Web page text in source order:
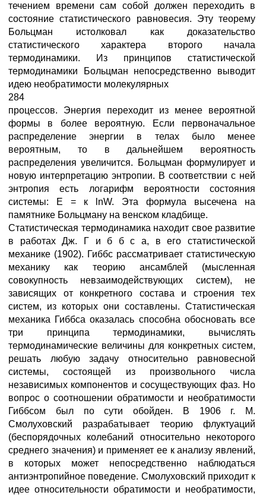
течением времени сам собой должен переходить в
состояние статистического равновесия. Эту теорему
Больцман истолковал как доказательство
статистического характера второго начала
термодинамики. Из принципов статистической
термодинамики Больцман непосредственно выводит
идею необратимости молекулярных
284
процессов. Энергия переходит из менее вероятной
формы в более вероятную. Если первоначальное
распределение энергии в телах было менее
вероятным, то в дальнейшем вероятность
распределения увеличится. Больцман формулирует и
новую интерпретацию энтропии. В соответствии с ней
энтропия есть логарифм вероятности состояния
системы: Е = к lnW. Эта формула высечена на
памятнике Больцману на венском кладбище.
Статистическая термодинамика находит свое развитие
в работах Дж. Г и б б с а, в его статистической
механике (1902). Гиббс рассматривает статистическую
механику как теорию ансамблей (мысленная
совокупность невзаимодействующих систем), не
зависящих от конкретного состава и строения тех
систем, из которых они составлены. Статистическая
механика Гиббса оказалась способна обосновать все
три принципа термодинамики, вычислять
термодинамические величины для конкретных систем,
решать любую задачу относительно равновесной
системы, состоящей из произвольного числа
независимых компонентов и сосуществующих фаз. Но
вопрос о соотношении обратимости и необратимости
Гиббсом был по сути обойден. В 1906 г. М.
Смолуховский разрабатывает теорию флуктуаций
(беспорядочных колебаний относительно некоторого
среднего значения) и применяет ее к анализу явлений,
в которых может непосредственно наблюдаться
антиэнтропийное поведение. Смолуховский приходит к
идее относительности обратимости и необратимости,